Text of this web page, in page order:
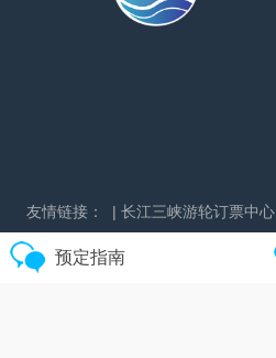
友情链接： | 长江三峡游轮订票中心
预定指南